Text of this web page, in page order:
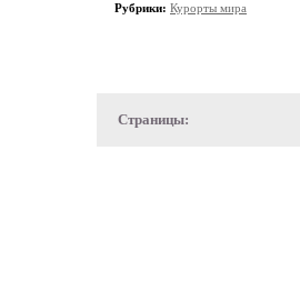
Рубрики: Курорты мира
Страницы: